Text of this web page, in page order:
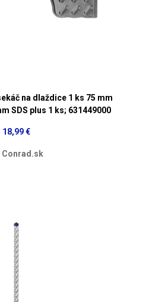
na dlaždice 1 ks 75 mm
SDS plus 1 ks; 631449000
18,99 €
Conrad.sk